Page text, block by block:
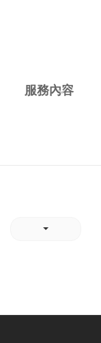
服務內容